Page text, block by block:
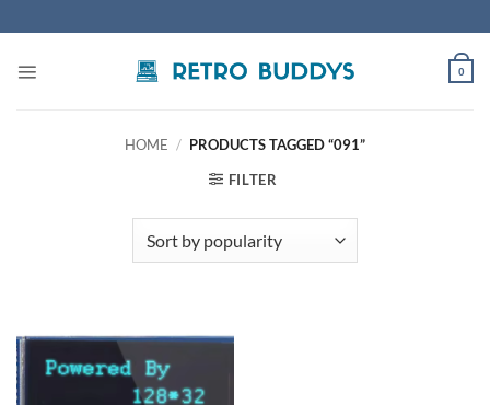
to
0
HOME / PRODUCTS TAGGED “091”
FILTER